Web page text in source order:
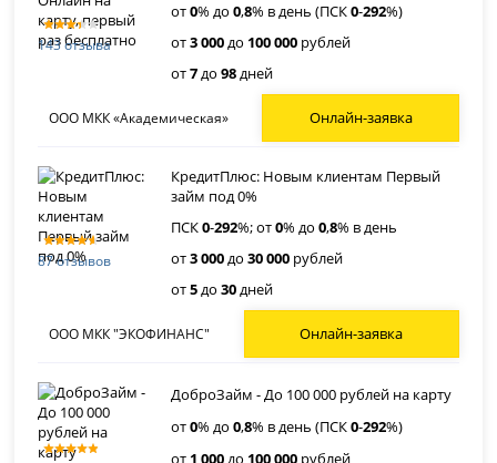
143 отзыва
от0% до0,8% в день (ПСК0-292%)
от3 000до 100 000 рублей
от7до98дней
ООО МКК «Академическая» Онлайн-заявка
87 отзывов
КредитПлюс: Новым клиентам Первый
займ под 0%
ПСК0-292%; от0% до0,8% в день
от3 000до30 000 рублей
от5до30дней
ООО МКК "ЭКОФИНАНС" Онлайн-заявка
ДоброЗайм - До 100 000 рублей на карту
от0% до0,8% в день (ПСК0-292%)
от 1 000 до 100 000 рублей